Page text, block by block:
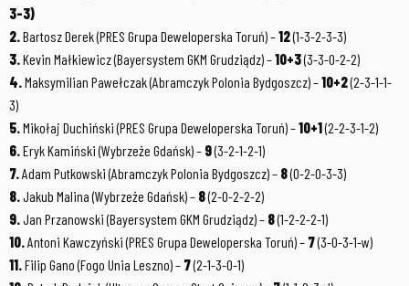
3-3)
2. Bartosz Derek (PRES Grupa Deweloperska Toruń) –12(1-3-2-3-3)
3. Kevin Małkiewicz (Bayersystem GKM Grudziądz) –10+3(3-3-0-2-2)
4. Maksymilian Pawełczak (Abramczyk Polonia Bydgoszcz) –10+2(2-3-1-1-
3)
5. Mikołaj Duchiński (PRES Grupa Deweloperska Toruń) –10+1(2-2-3-1-2)
6. Eryk Kamiński (Wybrzeże Gdańsk) – 9(3-2-1-2-1)
7. Adam Putkowski (Abramczyk Polonia Bydgoszcz) – 8(0-2-0-3-3)
8. Jakub Malina (Wybrzeże Gdańsk) – 8(2-0-2-2-2)
9. Jan Przanowski (Bayersystem GKM Grudziądz) – 8(1-2-2-2-1)
10. Antoni Kawczyński (PRES Grupa Deweloperska Toruń) – 7(3-0-3-1-w)
11. Filip Gano (Fogo Unia Leszno) – 7(2-1-3-0-1)